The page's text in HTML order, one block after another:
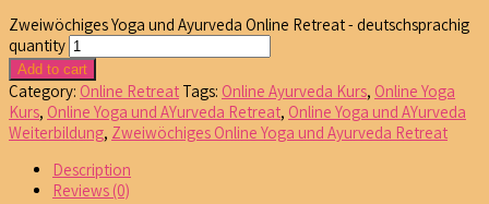
Zweiwöchiges Yoga und Ayurveda Online Retreat - deutschsprachig
quantity
Add to cart
Category: Online Retreat Tags: Online Ayurveda Kurs, Online Yoga
Kurs, Online Yoga und AYurveda Retreat, Online Yoga und AYurveda
Weiterbildung, Zweiwöchiges Online Yoga und Ayurveda Retreat
Description
Reviews (0)